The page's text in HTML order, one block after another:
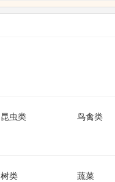
昆虫类 鸟禽类
树类 蔬菜